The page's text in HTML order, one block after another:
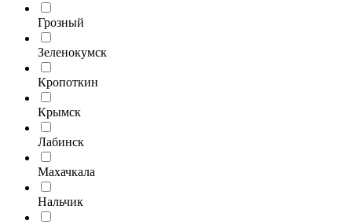
Грозный
Зеленокумск
Кропоткин
Крымск
Лабинск
Махачкала
Нальчик